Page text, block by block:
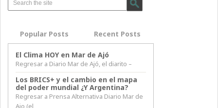
Popular Posts Recent Posts
El Clima HOY en Mar de Ajó
Regresar a Diario Mar de Ajó, el diarito –
Los BRICS+ y el cambio en el mapa
del poder mundial ¿Y Argentina?
Regresar a Prensa Alternativa Diario Mar de
Ajo (el